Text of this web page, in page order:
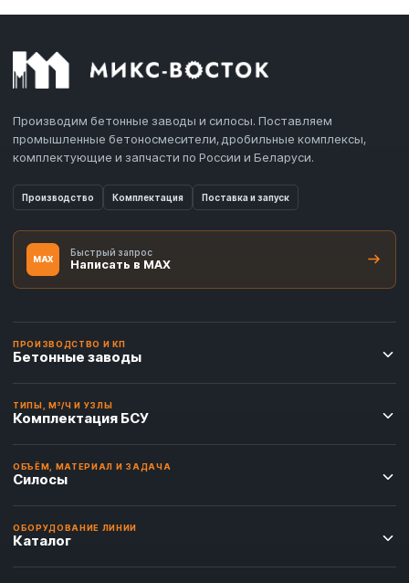
Производим бетонные заводы и силосы. Поставляем
промышленные бетоносмесители, дробильные комплексы,
комплектующие и запчасти по России и Беларуси.
Производство Комплектация Поставка и запуск
MAX
Быстрый запрос
Написать в MAX
ПРОИЗВОДСТВО И КП
Бетонные заводы
ТИПЫ, М³/Ч И УЗЛЫ
Комплектация БСУ
ОБЪЁМ, МАТЕРИАЛ И ЗАДАЧА
Силосы
ОБОРУДОВАНИЕ ЛИНИИ
Каталог